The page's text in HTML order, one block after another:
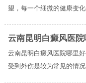
望，每一个细微的健康变
云南昆明白癜风医
云南昆明白癜风医院哪里
受到外伤是较为常见的情